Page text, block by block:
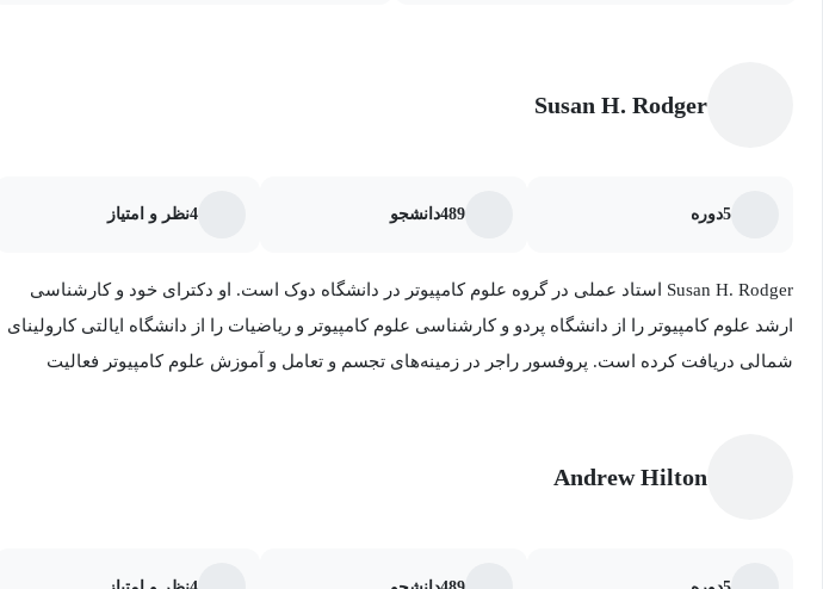
Susan H. Rodger
5دوره 489دانشجو 4نظر و امتیاز
Susan H. Rodger استاد عملی در گروه علوم کامپیوتر در دانشگاه دوک است. او دکترای خود و کارشناسی
ارشد علوم کامپیوتر را از دانشگاه پردو و کارشناسی علوم کامپیوتر و ریاضیات را از دانشگاه ایالتی کارولینای
شمالی دریافت کرده است. پروفسور راجر در زمینه‌های تجسم و تعامل و آموزش علوم کامپیوتر فعالیت
نوشته است. پروفسور راجر از خواندن، پیاده‌روی، سفر، شنا و پخت‌وپز لذت می‌برد. او سه بار در شناهای یک
Andrew Hilton